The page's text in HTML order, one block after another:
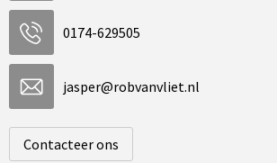
0174-629505
jasper@robvanvliet.nl
Contacteer ons